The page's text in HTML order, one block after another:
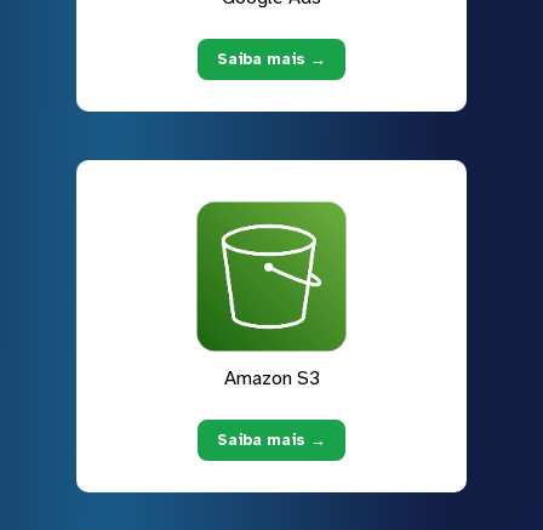
Saiba mais →
Amazon S3
Saiba mais →